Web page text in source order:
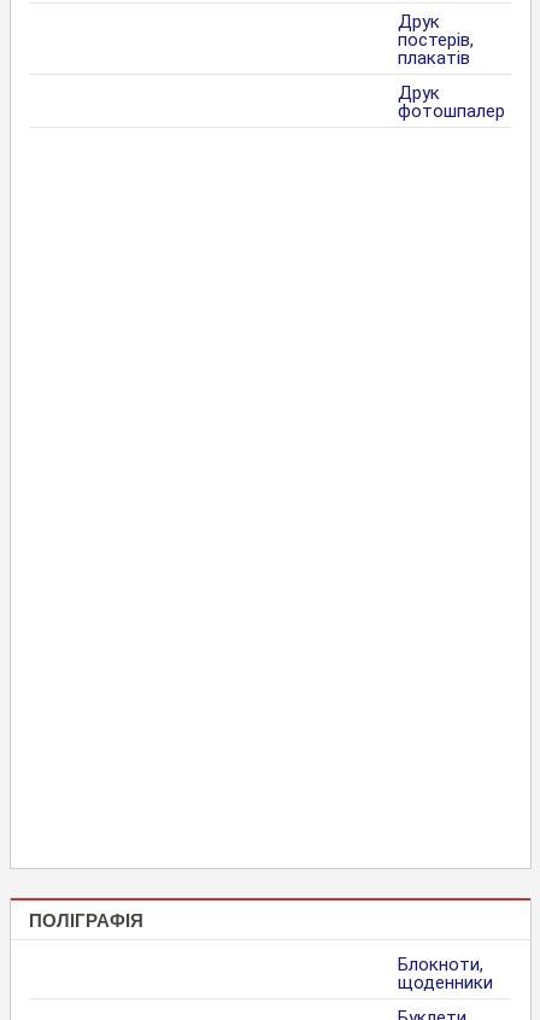
Друк
постерів,
плакатів
Друк
фотошпалер
ПОЛІГРАФІЯ
Блокноти,
щоденники